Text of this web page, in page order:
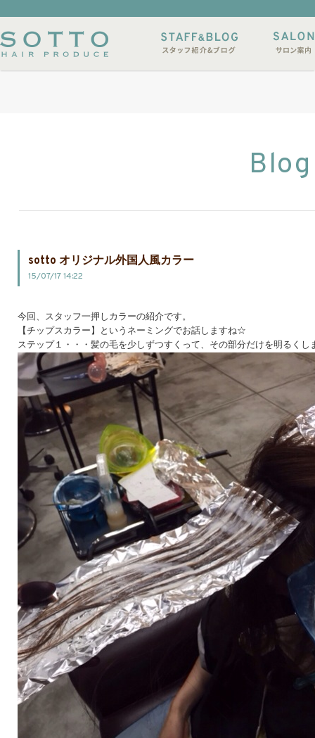
ルサンプル 店休日
Blog
sotto オリジナル外国人風カラー
15/07/17 14:22
今回、スタッフ一押しカラーの紹介です。
【チップスカラー】というネーミングでお話しますね☆
ステップ１・・・髪の毛を少しずつすくって、その部分だけを明るくし